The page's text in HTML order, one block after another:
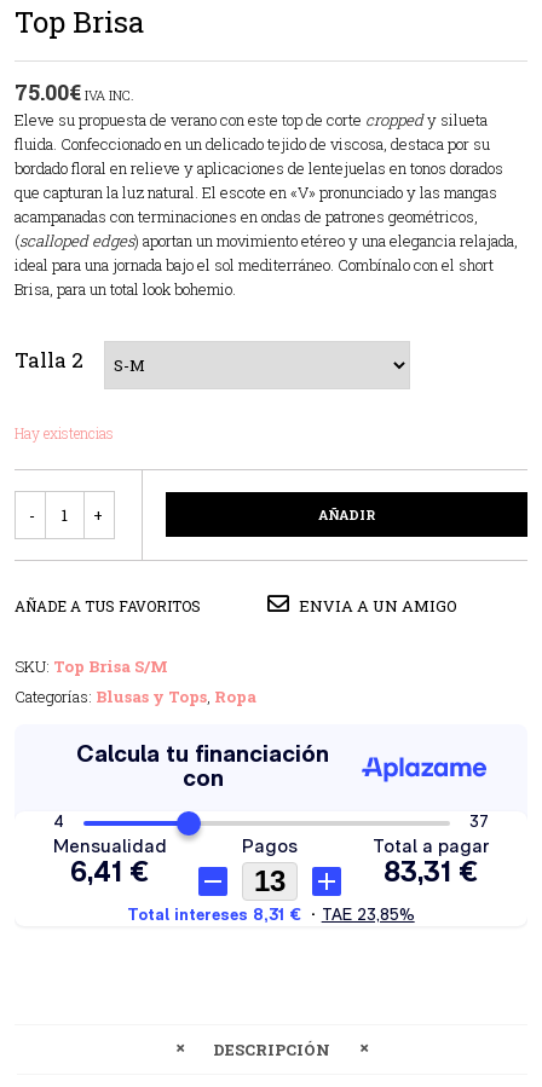
Top Brisa
75.00€ IVA INC.
Eleve su propuesta de verano con este top de corte croppedy silueta
fluida. Confeccionado en un delicado tejido de viscosa, destaca por su
bordado floral en relieve y aplicaciones de lentejuelas en tonos dorados
que capturan la luz natural. El escote en «V» pronunciado y las mangas
acampanadas con terminaciones en ondas de patrones geométricos,
(scalloped edges) aportan un movimiento etéreo y una elegancia relajada,
ideal para una jornada bajo el sol mediterráneo. Combínalo con el short
Brisa, para un total look bohemio.
Talla 2
Hay existencias
AÑADIR
AÑADE A TUS FAVORITOS ENVIA A UN AMIGO
SKU: Top Brisa S/M
Categorías: Blusas y Tops, Ropa
DESCRIPCIÓN